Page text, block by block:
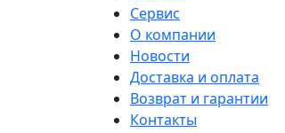
Сервис
О компании
Новости
Доставка и оплата
Возврат и гарантии
Контакты